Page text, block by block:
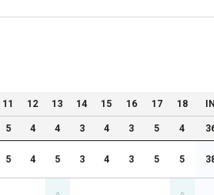
11 12 13 14 15 16 17 18
5 4 4 3 4 3 5 4
5 4 5 3 4 3 5 5